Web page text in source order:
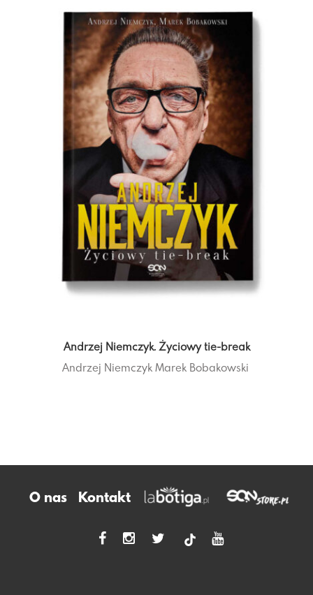
Andrzej Niemczyk. Życiowy tie-break
Andrzej Niemczyk Marek Bobakowski
O nas Kontakt
tiktok